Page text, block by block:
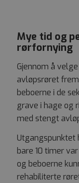
Mye tid og
rørfornying
Gjennom å
avløpsrøret
beboerne i de
grave i hage og
med stengt
Utgangspunktet
bare 10 timer
og beboerne
rehabiliterte